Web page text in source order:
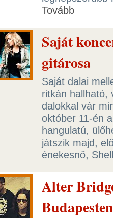
Tovább
Saját
gitárosa
Saját dalai
ritkán hallható,
dalokkal vár
október 11-én
hangulatú,
játszik majd,
énekesnő,
Alter
Budapesten